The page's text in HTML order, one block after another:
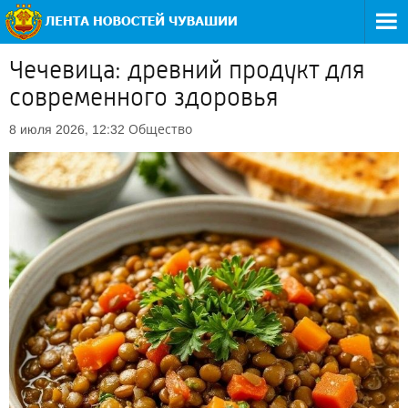
Чечевица: древний продукт для
современного здоровья
8 июля 2026, 12:32 Общество